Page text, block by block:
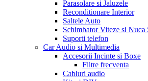
Parasolare si Jaluzele
Reconditionare Interior
Saltele Auto
Schimbator Viteze si Nuca
Suporti telefon
Car Audio si Multimedia
Accesorii Incinte si Boxe
Filtre frecventa
Cabluri audio